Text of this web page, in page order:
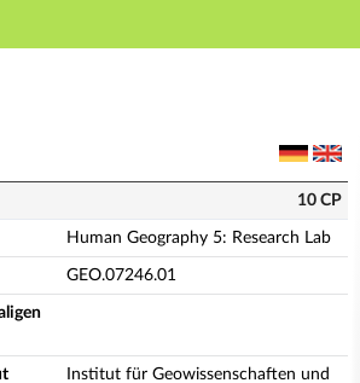
Hauptnavigation
Geography 5: Research Lab
10 CP
Human Geography 5: Research Lab
GEO.07246.01
Institut für Geowissenschaften und